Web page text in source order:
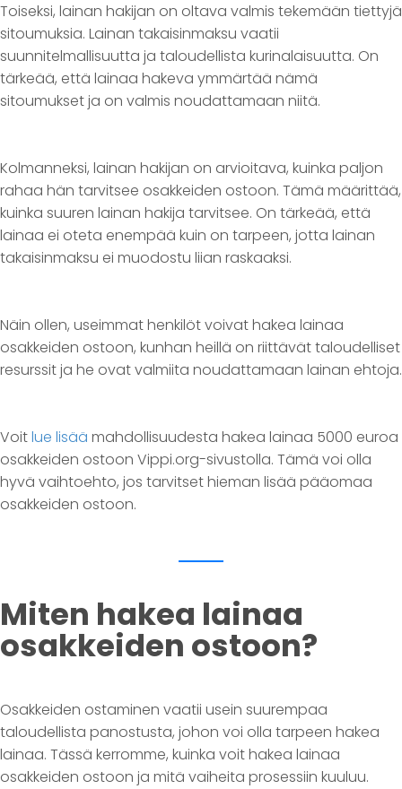
Toiseksi, lainan hakijan on oltava valmis tekemään tiettyjä
sitoumuksia. Lainan takaisinmaksu vaatii
suunnitelmallisuutta ja taloudellista kurinalaisuutta. On
tärkeää, että lainaa hakeva ymmärtää nämä
sitoumukset ja on valmis noudattamaan niitä.
Kolmanneksi, lainan hakijan on arvioitava, kuinka paljon
rahaa hän tarvitsee osakkeiden ostoon. Tämä määrittää,
kuinka suuren lainan hakija tarvitsee. On tärkeää, että
lainaa ei oteta enempää kuin on tarpeen, jotta lainan
takaisinmaksu ei muodostu liian raskaaksi.
Näin ollen, useimmat henkilöt voivat hakea lainaa
osakkeiden ostoon, kunhan heillä on riittävät taloudelliset
resurssit ja he ovat valmiita noudattamaan lainan ehtoja.
Voitlue lisää mahdollisuudesta hakea lainaa 5000 euroa
osakkeiden ostoon Vippi.org-sivustolla. Tämä voi olla
hyvä vaihtoehto, jos tarvitset hieman lisää pääomaa
osakkeiden ostoon.
Miten hakea lainaa
osakkeiden ostoon?
Osakkeiden ostaminen vaatii usein suurempaa
taloudellista panostusta, johon voi olla tarpeen hakea
lainaa. Tässä kerromme, kuinka voit hakea lainaa
osakkeiden ostoon ja mitä vaiheita prosessiin kuuluu.